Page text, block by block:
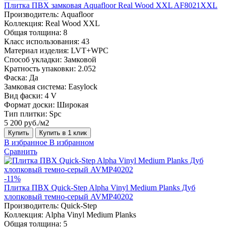
Плитка ПВХ замковая Aquafloor Real Wood XXL AF8021XXL
Производитель: Aquafloor
Коллекция: Real Wood XXL
Общая толщина: 8
Класс использования: 43
Материал изделия: LVT+WPC
Способ укладки: Замковой
Кратность упаковки: 2.052
Фаска: Да
Замковая система: Easylock
Вид фаски: 4 V
Формат доски: Широкая
Тип плитки: Spc
5 200 руб./м2
Купить Купить в 1 клик
В избранное В избранном
Сравнить
-11%
Плитка ПВХ Quick-Step Alpha Vinyl Medium Planks Дуб
хлопковый темно-серый AVMP40202
Производитель: Quick-Step
Коллекция: Alpha Vinyl Medium Planks
Общая толщина: 5